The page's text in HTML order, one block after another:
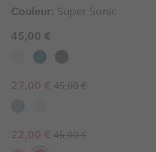
Couleur: Super Sonic
45,00 €
Sale price:
27,00 € Regular price:
45,00 €
Sale price:
22,00 € Regular price:
45,00 €